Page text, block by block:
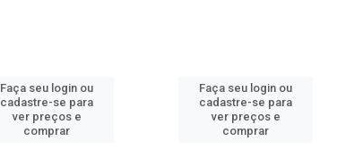
Faça seu login ou
cadastre-se para
ver preços e
comprar
Faça seu login ou
cadastre-se para
ver preços e
comprar